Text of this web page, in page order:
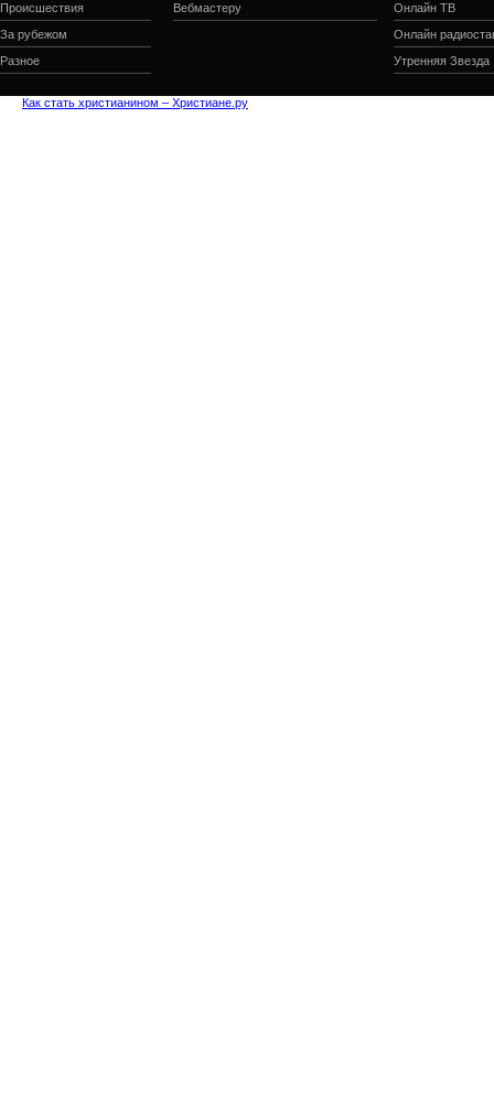
Происшествия
За рубежом
Разное
Вебмастеру
Онлайн ТВ
Онлайн
Утренняя Звезда
Как стать христианином – Христиане.ру